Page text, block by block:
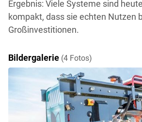
Ergebnis: Viele Systeme sind
kompakt, dass sie echten Nutzen
Großinvestitionen.
Bildergalerie (4 Fotos)